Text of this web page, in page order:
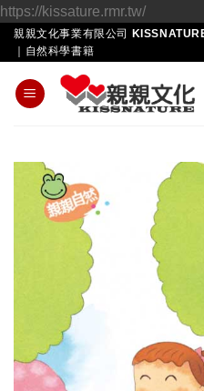
https://kissature.rmr.tw/Skip
to
親親文化事業有限公司
｜自然科學書籍